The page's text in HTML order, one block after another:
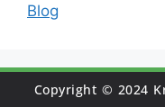
Blog
Copyright © 2024